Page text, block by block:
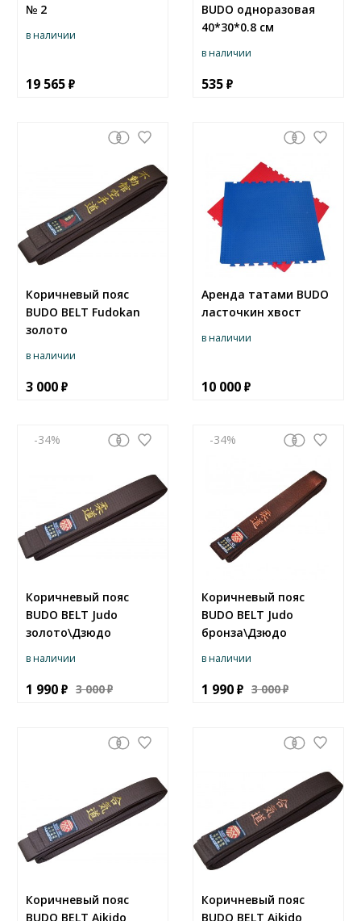
№ 2
в наличии
19 565
BUDO одноразовая
40*30*0.8 см
в наличии
535
Коричневый пояс
BUDO BELT Fudokan
золото
в наличии
3 000
Аренда татами BUDO
ласточкин хвост
в наличии
10 000
-34
Коричневый пояс
BUDO BELT Judo
золото\Дзюдо
в наличии
1 990 3 000
-34
Коричневый пояс
BUDO BELT Judo
бронза\Дзюдо
в наличии
1 990 3 000
Коричневый пояс
BUDO BELT Aikido
Коричневый пояс
BUDO BELT Aikido